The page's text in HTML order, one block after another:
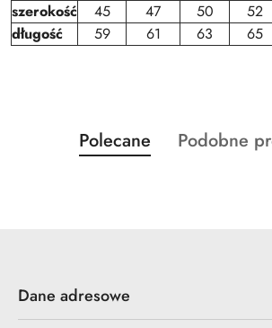
szerokość
45 47 50 52
długość
59 61 63 65
Pomiń karuzelę produktów
Produkty
o
Polecane
Produkty
Podobne
Dane adresowe